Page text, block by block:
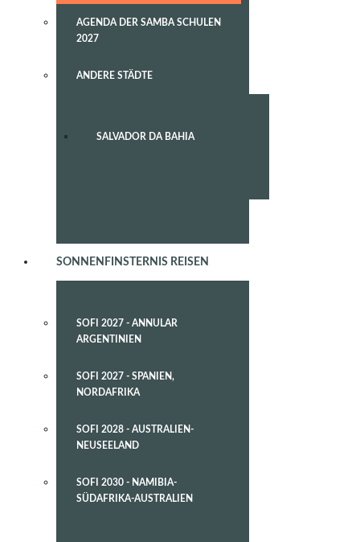
AGENDA DER SAMBA SCHULEN
2027
ANDERE STÄDTE
SALVADOR DA BAHIA
SONNENFINSTERNIS REISEN
SOFI 2027 - ANNULAR
ARGENTINIEN
SOFI 2027 - SPANIEN,
NORDAFRIKA
SOFI 2028 - AUSTRALIEN-
NEUSEELAND
SOFI 2030 - NAMIBIA-
SÜDAFRIKA-AUSTRALIEN